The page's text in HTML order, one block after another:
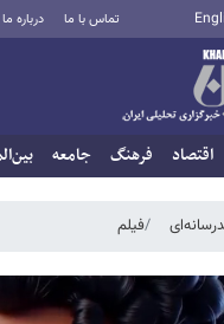
تماس با ما درباره ما
اقتصاد فرهنگ جامعه
فیلم